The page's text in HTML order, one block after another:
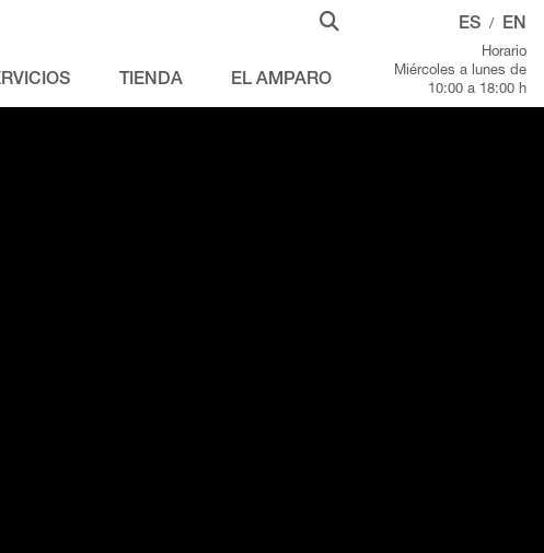
TIENDA EL AMPARO
ES / EN
Horario
Miércoles a lunes de
10:00 a 18:00 h